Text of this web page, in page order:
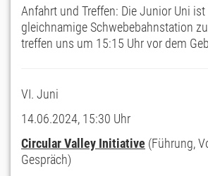
Anfahrt und Treffen: Die Junior Uni
gleichnamige Schwebebahnstation
treffen uns um 15:15 Uhr vor dem
VI. Juni
14.06.2024, 15:30 Uhr
Circular Valley Initiative (Führung,
Gespräch)